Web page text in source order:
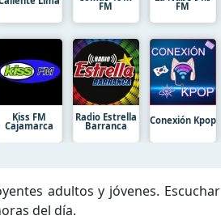
FM FM
Kiss FM
Cajamarca
Radio Estrella
Barranca Conexión Kpop
adultos y jóvenes. Escuchar
del día.